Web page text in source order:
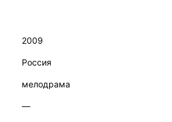
2009
Россия
мелодрама
—